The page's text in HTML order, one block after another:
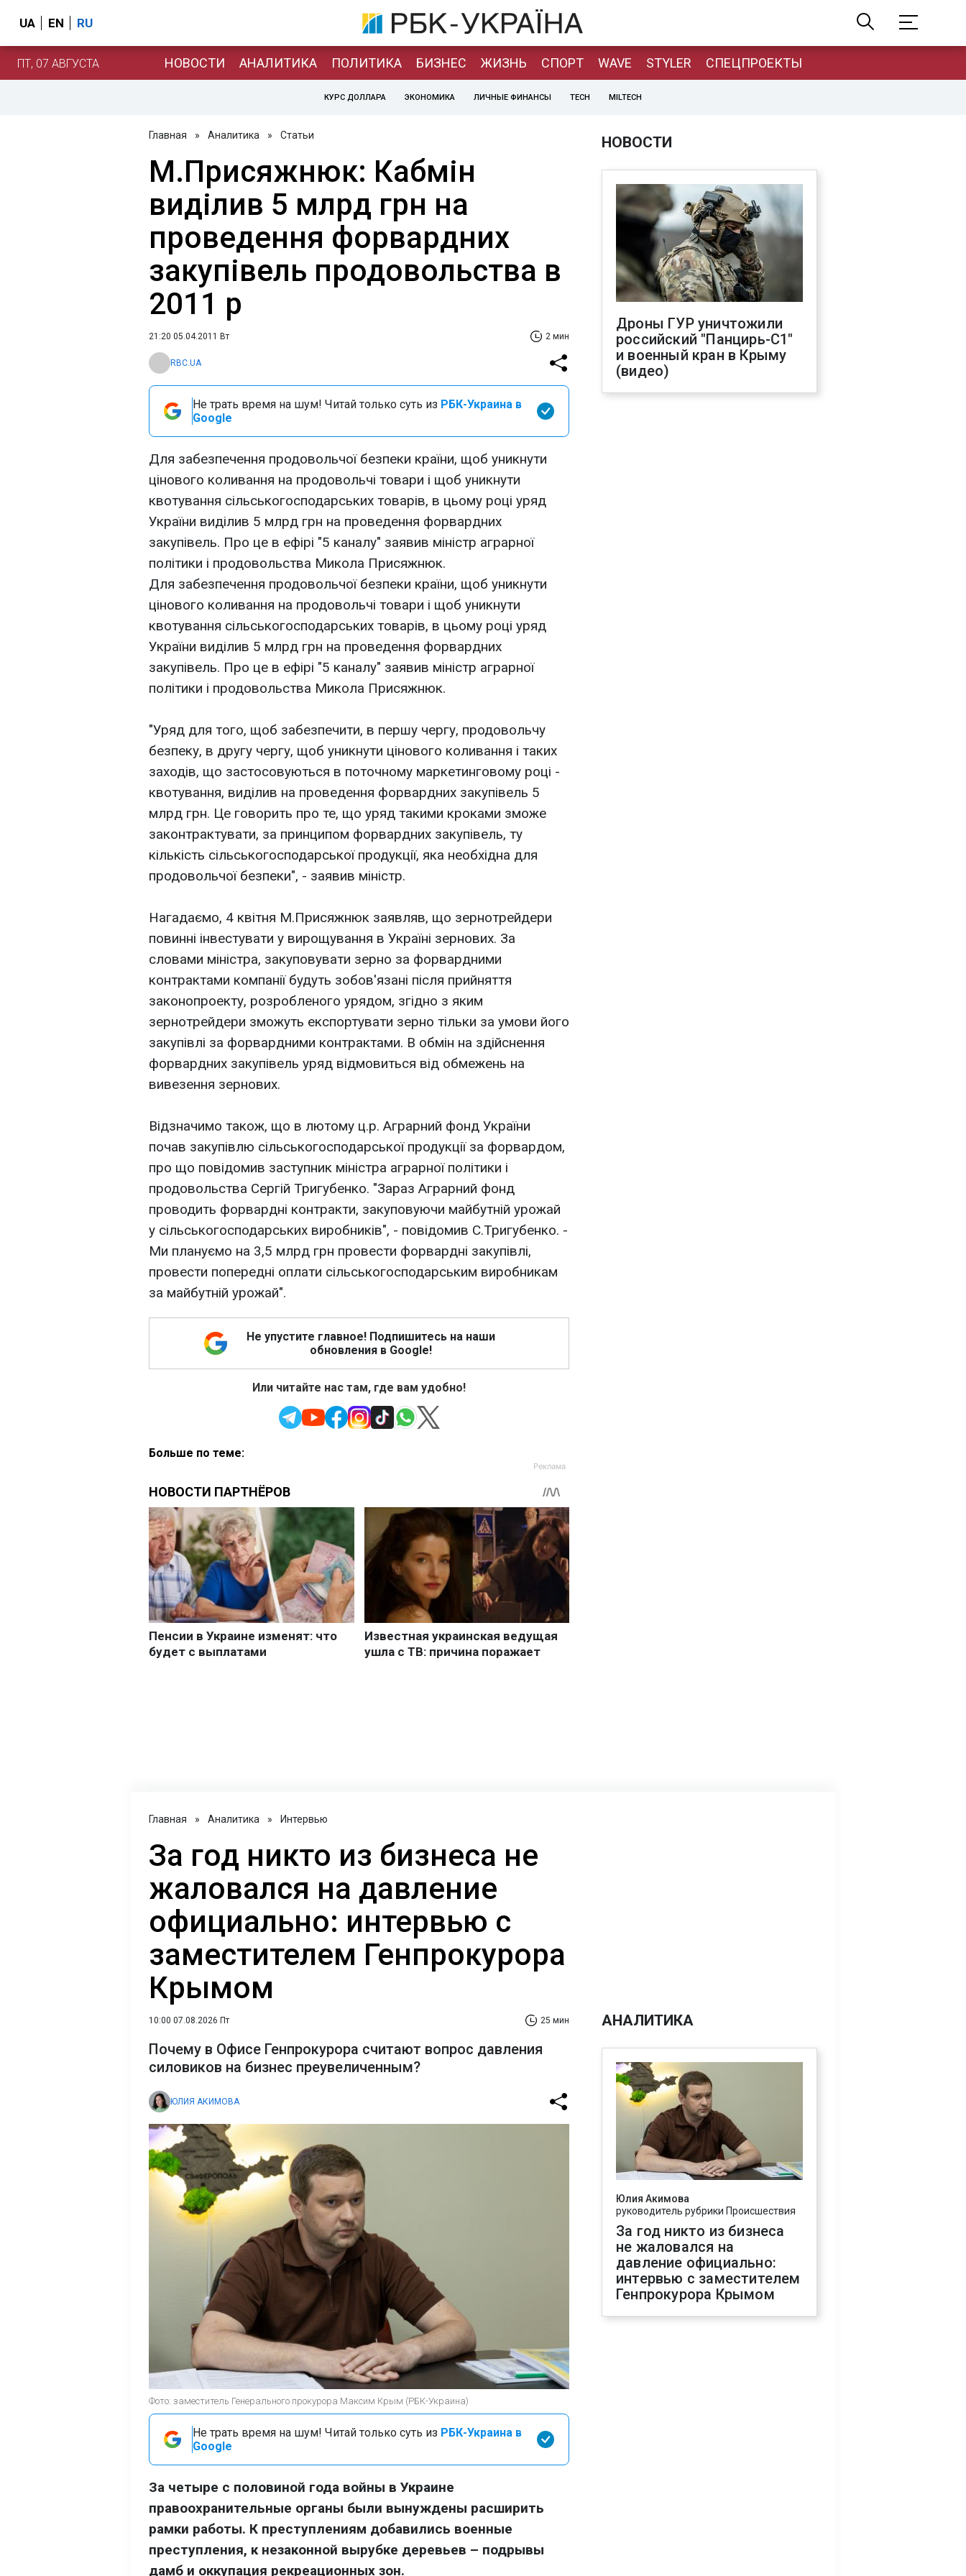
UA EN RU
ПТ, 07 АВГУСТА НОВОСТИ АНАЛИТИКА ПОЛИТИКА БИЗНЕС ЖИЗНЬ СПОРТ WAVE STYLER СПЕЦПРОЕКТЫ
КУРС ДОЛЛАРА ЭКОНОМИКА ЛИЧНЫЕ ФИНАНСЫ TECH MILTECH
Главная » Аналитика » Статьи
М.Присяжнюк: Кабмін
виділив 5 млрд грн на
проведення форвардних
закупівель продовольства в
2011 р
21:20 05.04.2011 Вт 2 мин
RBC.UA
Не трать время на шум! Читай только суть из РБК-Украина в
Google
Для забезпечення продовольчої безпеки країни, щоб уникнути
цінового коливання на продовольчі товари і щоб уникнути
квотування сільськогосподарських товарів, в цьому році уряд
України виділив 5 млрд грн на проведення форвардних
закупівель. Про це в ефірі "5 каналу" заявив міністр аграрної
політики і продовольства Микола Присяжнюк.
Для забезпечення продовольчої безпеки країни, щоб уникнути
цінового коливання на продовольчі товари і щоб уникнути
квотування сільськогосподарських товарів, в цьому році уряд
України виділив 5 млрд грн на проведення форвардних
закупівель. Про це в ефірі "5 каналу" заявив міністр аграрної
політики і продовольства Микола Присяжнюк.
"Уряд для того, щоб забезпечити, в першу чергу, продовольчу
безпеку, в другу чергу, щоб уникнути цінового коливання і таких
заходів, що застосовуються в поточному маркетинговому році -
квотування, виділив на проведення форвардних закупівель 5
млрд грн. Це говорить про те, що уряд такими кроками зможе
законтрактувати, за принципом форвардних закупівель, ту
кількість сільськогосподарської продукції, яка необхідна для
продовольчої безпеки", - заявив міністр.
Нагадаємо, 4 квітня М.Присяжнюк заявляв, що зернотрейдери
повинні інвестувати у вирощування в Україні зернових. За
словами міністра, закуповувати зерно за форвардними
контрактами компанії будуть зобов'язані після прийняття
законопроекту, розробленого урядом, згідно з яким
зернотрейдери зможуть експортувати зерно тільки за умови його
закупівлі за форвардними контрактами. В обмін на здійснення
форвардних закупівель уряд відмовиться від обмежень на
вивезення зернових.
Відзначимо також, що в лютому ц.р. Аграрний фонд України
почав закупівлю сільськогосподарської продукції за форвардом,
про що повідомив заступник міністра аграрної політики і
продовольства Сергій Тригубенко. "Зараз Аграрний фонд
проводить форвардні контракти, закуповуючи майбутній урожай
у сільськогосподарських виробників", - повідомив С.Тригубенко. -
Ми плануємо на 3,5 млрд грн провести форвардні закупівлі,
провести попередні оплати сільськогосподарським виробникам
за майбутній урожай".
Не упустите главное! Подпишитесь на наши
обновления в Google!
Или читайте нас там, где вам удобно!
Больше по теме:
НОВОСТИ
Дроны ГУР уничтожили
российский "Панцирь-С1"
и военный кран в Крыму
(видео)
Главная » Аналитика » Интервью
За год никто из бизнеса не
жаловался на давление
официально: интервью с
заместителем Генпрокурора
Крымом
10:00 07.08.2026 Пт 25 мин
Почему в Офисе Генпрокурора считают вопрос давления
силовиков на бизнес преувеличенным?
ЮЛИЯ АКИМОВА
Фото: заместитель Генерального прокурора Максим Крым (РБК-Украина)
Не трать время на шум! Читай только суть из РБК-Украина в
Google
За четыре с половиной года войны в Украине
правоохранительные органы были вынуждены расширить
рамки работы. К преступлениям добавились военные
преступления, к незаконной вырубке деревьев – подрывы
дамб и оккупация рекреационных зон.
АНАЛИТИКА
Юлия Акимова
руководитель рубрики Происшествия
За год никто из бизнеса
не жаловался на
давление официально:
интервью с заместителем
Генпрокурора Крымом